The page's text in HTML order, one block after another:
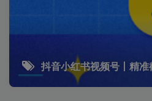
抖音小红书视频号丨精准